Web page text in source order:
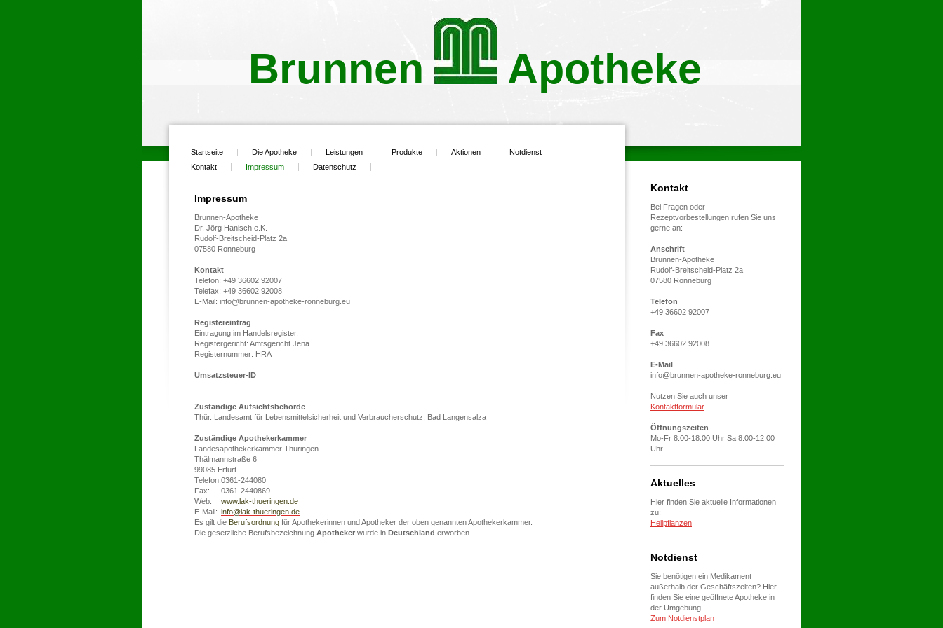
Brunnen Apotheke
Startseite Die Apotheke Leistungen Produkte Aktionen
Notdienst
Kontakt
Impressum Datenschutz
Impressum
Brunnen-Apotheke
Dr. Jörg Hanisch e.K.
Rudolf-Breitscheid-Platz 2a
07580 Ronneburg
Kontakt
Telefon: +49 36602 92007
Telefax: +49 36602 92008
E-Mail: info@brunnen-apotheke-ronneburg.eu
Registereintrag
Eintragung im Handelsregister.
Registergericht: Amtsgericht Jena
Registernummer: HRA
Umsatzsteuer-ID
Zuständige Aufsichtsbehörde
Thür. Landesamt für Lebensmittelsicherheit und Verbraucherschutz, Bad Langensalza
Zuständige Apothekerkammer
Landesapothekerkammer Thüringen
Thälmannstraße 6
99085 Erfurt
Telefon:0361-244080
Fax:
0361-2440869
Web:
www.lak-thueringen.de
E-Mail: info@lak-thueringen.de
Es gilt die Berufsordnung für Apothekerinnen und Apotheker der oben genannten Apothekerkammer.
Die gesetzliche Berufsbezeichnung Apotheker wurde in Deutschland erworben.
Kontakt
Bei Fragen oder
Rezeptvorbestellungen rufen Sie uns
gerne an:
Anschrift
Brunnen-Apotheke
Rudolf-Breitscheid-Platz 2a
07580 Ronneburg
Telefon
+49 36602 92007
Fax
+49 36602 92008
E-Mail
info@brunnen-apotheke-ronneburg.eu
Nutzen Sie auch unser
Kontaktformular.
Öffnungszeiten
Mo-Fr 8.00-18.00 Uhr Sa 8.00-12.00
Uhr
Aktuelles
Hier finden Sie aktuelle Informationen
zu:
Heilpflanzen
Notdienst
Sie benötigen ein Medikament
außerhalb der Geschäftszeiten? Hier
finden Sie eine geöffnete Apotheke in
der Umgebung.
Zum Notdienstplan